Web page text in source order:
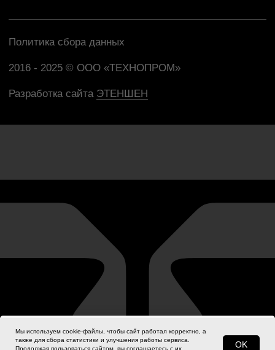
Мы используем cookie-файлы, чтобы сайт работал корректно, а
также для сбора статистики и улучшения работы сервиса.
Продолжая пользоваться сайтом, вы соглашаетесь с их
OK
Узнать цену и заказать